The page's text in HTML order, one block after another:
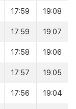
17:59 19:08
17:59 19:07
17:58 19:06
17:57 19:05
17:56 19:04